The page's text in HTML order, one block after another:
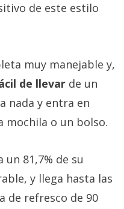
de este estilo
muy manejable y,
de llevar de un
nada y entra en
mochila o un bolso.
un 81,7% de su
y llega hasta las
de refresco de 90